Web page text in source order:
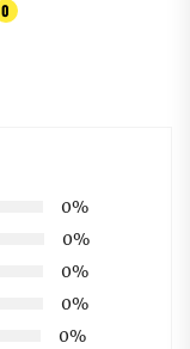
0
0%
0%
0%
0%
0%